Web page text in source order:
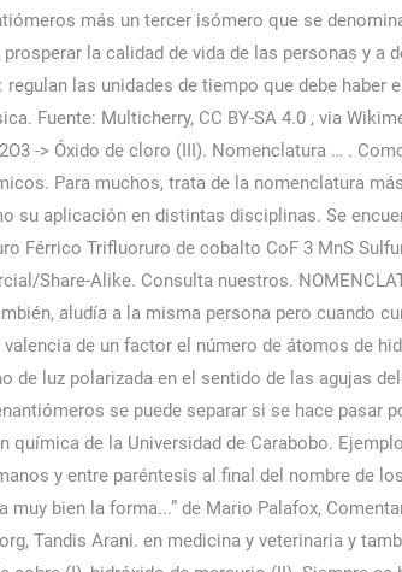
más un tercer isómero que se
la calidad de vida de las personas y
las unidades de tiempo que debe
Fuente: Multicherry, CC BY-SA 4.0 , via Wikimedia Commons, El hidruro de litio y el borohidruro de sodio (NaBH, Wojes, Ryan. Escribe arriba y presiona Enter para buscar. Cl2O3 -> Óxido de cloro (III). Nomenclatura … . Como ya vimos anteriormente definiremos compuesto binario como aquel compuesto químico formado por dos elementos químicos. Para muchos, trata de la nomenclatura más difícil de elaborar. Sin embargo, en este artículo analizaremos tanto su etimología, que tiene una interesante historia, como su aplicación en distintas disciplinas. Se encuentran en estado sólido, presentando el tono oscuro de los metales. Fórmula Nomenclatura Nomenclatura Fórmula FeBr 3 Bromuro Férrico Trifluoruro de cobalto CoF 3 MnS Sulfuro Manganoso Sulfuro de hierro (III) Fe 2 S 3 NaCl Cloruro de Sodio Bromuro … Creative Commons Attribution/Non-Commercial/Share-Alike. Consulta nuestros. NOMENCLATURA Se hace cargo de fijar las reglas que se deben proseguir para ofrecer nombre a todos y cada uno de los compuestos. También, aludía a la misma persona pero cuando cumplía con otra función: era el esclavo que acompañaba a alguien en el momento de presentarse para elecciones. Se define como valencia de un factor el número de átomos de hidrógeno que pueden sumarse con exactamente el mismo, o ser reemplazados por él. Una solución de D-glucosa gira el plano de luz polarizada en el sentido de las agujas del reloj (hacia la derecha, es dextrógira), mientras que una solución de L-glucosa la hace rotar en sentido contrario. Una mezcla de enantiómeros se puede separar si se hace pasar por una columna de separación quiral, ya que uno de los dos enantiómeros se absorberá con más fuerza